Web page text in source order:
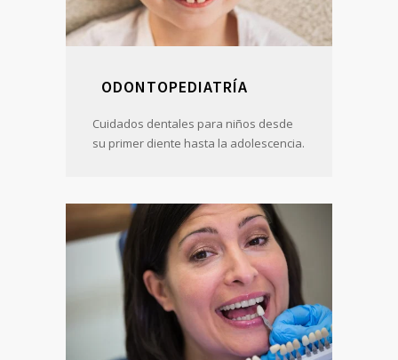
ODONTOPEDIATRÍA
Cuidados dentales para niños desde
su primer diente hasta la adolescencia.